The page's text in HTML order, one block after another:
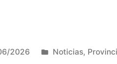
2026
Publicada
Noticias,